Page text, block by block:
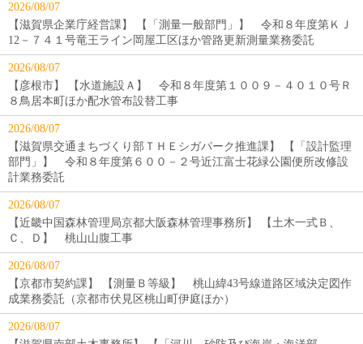
2026/08/07
【滋賀県企業庁経営課】 【「測量一般部門」】 令和８年度第ＫＪ
12－７４１号竜王ライン岡屋工区ほか管路更新測量業務委託
2026/08/07
【彦根市】 【水道施設Ａ】 令和８年度第１００９－４０１０号Ｒ
８鳥居本町ほか配水管布設替工事
2026/08/07
【滋賀県交通まちづくり部ＴＨＥシガパーク推進課】 【「設計監理
部門」】 令和８年度第６００－２号近江富士花緑公園便所改修設
計業務委託
2026/08/07
【近畿中国森林管理局京都大阪森林管理事務所】 【土木一式Ｂ、
Ｃ、Ｄ】 桃山山腹工事
2026/08/07
【京都市契約課】 【測量Ｂ等級】 桃山緯43号線道路区域決定図作
成業務委託（京都市伏見区桃山町伊庭ほか）
2026/08/07